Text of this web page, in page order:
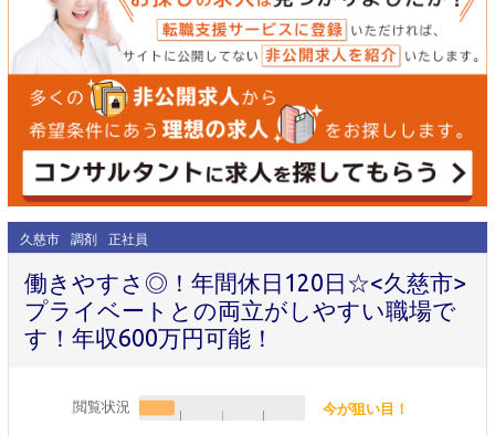
久慈市 調剤 正社員
働きやすさ◎！年間休日120日☆<久慈市>
プライベートとの両立がしやすい職場で
す！年収600万円可能！
閲覧状況 今が狙い目！